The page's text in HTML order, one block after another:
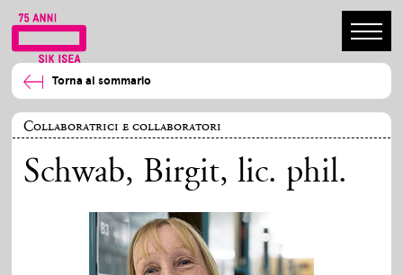
Torna al sommario
Collaboratrici e collaboratori
Schwab, Birgit, lic. phil.